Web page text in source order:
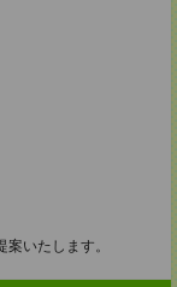
いたします。